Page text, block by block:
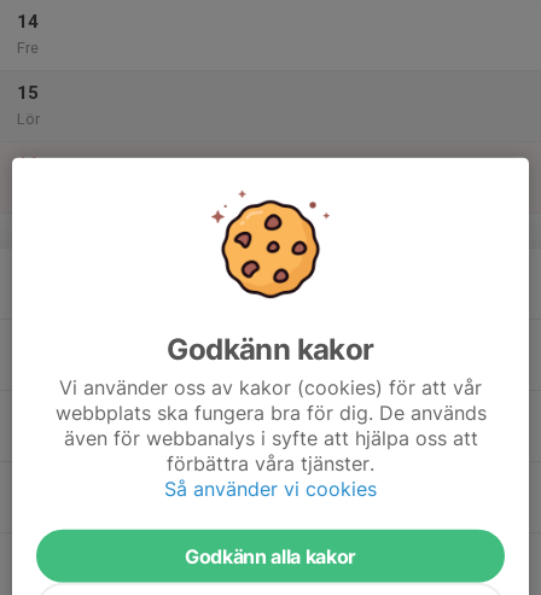
14
Fre
15
Lör
16
v.34
Träning
Träning
21
Godkänn kakor
Vi använder oss av kakor (cookies) för att vår
webbplats ska fungera bra för dig. De används
även för webbanalys i syfte att hjälpa oss att
förbättra våra tjänster.
Så använder vi cookies
Godkänn alla kakor